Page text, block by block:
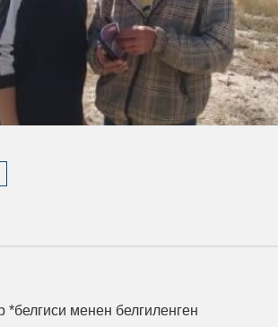
менен белгиленген